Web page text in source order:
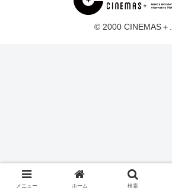
© 2000 CINEMAS＋.
メニュー ホーム 検索